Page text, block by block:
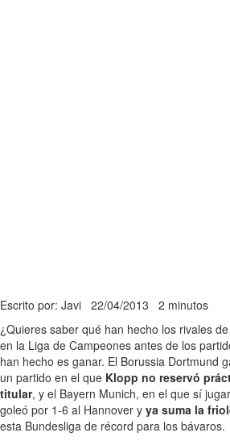
Escrito por: Javi 22/04/2013 2 minutos
¿Quieres saber qué han hecho los rivales
en la Liga de Campeones antes de los
han hecho es ganar. El Borussia Dortmund
un partido en el que Klopp no reservó
titular, y el Bayern Munich, en el que sí
goleó por 1-6 al Hannover y ya suma la
esta Bundesliga de récord para los bávaros.